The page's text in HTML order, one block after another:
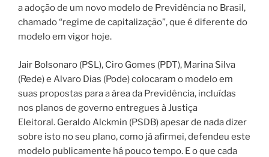
a adoção de um novo modelo de Previdência no Brasil,
chamado “regime de capitalização”, que é diferente do
modelo em vigor hoje.
Jair Bolsonaro (PSL), Ciro Gomes (PDT), Marina Silva
(Rede) e Alvaro Dias (Pode) colocaram o modelo em
suas propostas para a área da Previdência, incluídas
nos planos de governo entregues à Justiça
Eleitoral. Geraldo Alckmin (PSDB) apesar de nada dizer
sobre isto no seu plano, como já afirmei, defendeu este
modelo publicamente há pouco tempo. E o que cada